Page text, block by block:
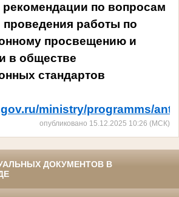
рекомендации по вопросам
проведения работы по
просвещению и
в обществе
стандартов
ministry/programms/
опубликовано 15.12.2025 10:26 (МСК)
ДОКУМЕНТОВ В